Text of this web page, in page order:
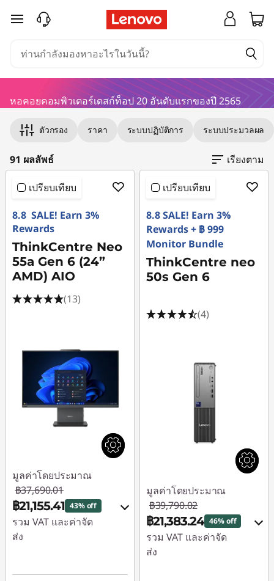
อ
ก
า
ข้ามไปที่เนื้อหาหลัก
หอคอยคอมพิวเตอร์เดสก์ท็อป 20 อันดับแรกของปี 2565
ตัวกรอง ราคา ระบบปฏิบัติการ ระบบประมวลผล
91 ผลลัพธ์ เรียงตาม
เปรียบเทียบ
8.8 SALE! Earn 3%
Rewards
ThinkCentre Neo
55a Gen 6 (24”
AMD) AIO
(13)
มูลค่าโดยประมาณ
฿37,690.01
฿21,155.41 43% off
รวม VAT และค่าจัด
ส่ง
฿10,104.69
เปรียบเทียบ
8.8 SALE! Earn 3%
Rewards + ฿ 999
Monitor Bundle
ThinkCentre neo
50s Gen 6
(4)
มูลค่าโดยประมาณ
฿39,790.02
฿21,383.24 46% off
รวม VAT และค่าจัด
ส่ง